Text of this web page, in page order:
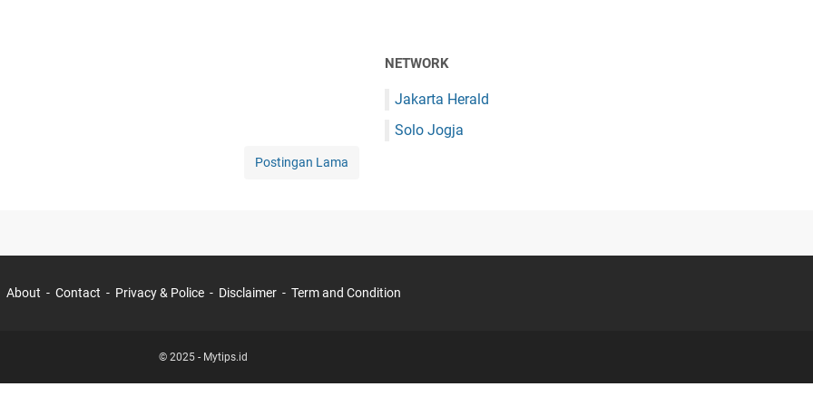
Postingan Lama
NETWORK
Jakarta Herald
Solo Jogja
About Contact Privacy & Police Disclaimer Term and Condition
© 2025 - Mytips.id